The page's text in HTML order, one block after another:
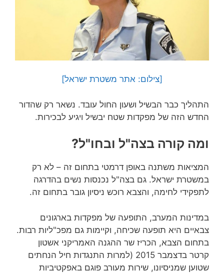
[צילום: אתר משטרת ישראל]
התהליך כבר הבשיל ושעון החול עובד. נשאר רק שהדור
החדש הזה של מפקדות שטח יבשיל ויגיע לבכירות.
ומה קורה בצה"ל ובחו"ל?
המציאות משתנה באופן דרמטי בתחום זה – לא רק
במשטרת ישראל. גם בצה"ל נכנסות נשים בהדרגה
לתפקידי לחימה, והצבא רוכש ניסיון גובר בתחום זה.
במדינות המערב, התופעה של מפקדות בארגונים
צבאיים היא תופעה שכיחה, וקיימות גם מפכ"ליות רבות.
בתחום הצבא, הכריז שר ההגנה האמריקני אשטון
קרטר בדצמבר 2015 (למרות התנגדות חיל הנחתים
שטוען שמניסיונו, שירות מעורב פוגם באפקטיביות